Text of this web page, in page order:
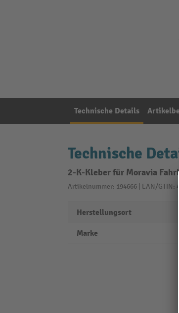
Technische Details
Technische
2-K-Kleber für Moravia
Artikelnummer: 194666 | EAN/GTIN:
Herstellungsort
Marke